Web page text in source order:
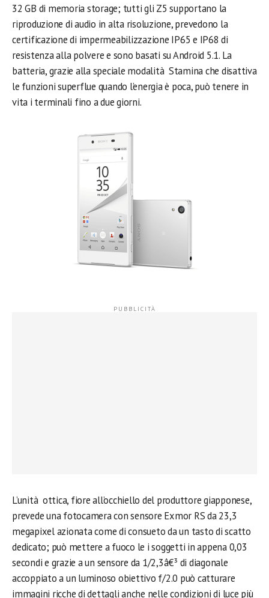
32 GB di memoria storage; tutti gli Z5 supportano la
riproduzione di audio in alta risoluzione, prevedono la
certificazione di impermeabilizzazione IP65 e IP68 di
resistenza alla polvere e sono basati su Android 5.1. La
batteria, grazie alla speciale modalità Stamina che disattiva
le funzioni superflue quando l’energia è poca, può tenere in
vita i terminali fino a due giorni.
L’unità ottica, fiore all’occhiello del produttore giapponese,
prevede una fotocamera con sensore Exmor RS da 23,3
megapixel azionata come di consueto da un tasto di scatto
dedicato; può mettere a fuoco le i soggetti in appena 0,03
secondi e grazie a un sensore da 1/2,3â€³ di diagonale
accoppiato a un luminoso obiettivo f/2.0 può catturare
immagini ricche di dettagli anche nelle condizioni di luce più